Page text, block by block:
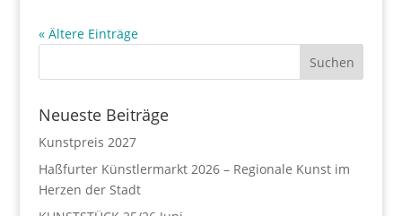
« Ältere Einträge
Neueste Beiträge
Kunstpreis 2027
Haßfurter Künstlermarkt 2026 – Regionale Kunst im
Herzen der Stadt